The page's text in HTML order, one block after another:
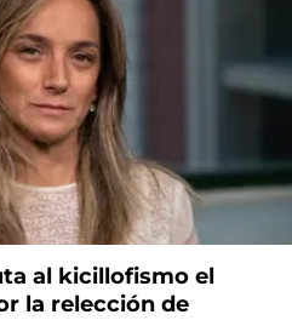
al kicillofismo el
la relección de